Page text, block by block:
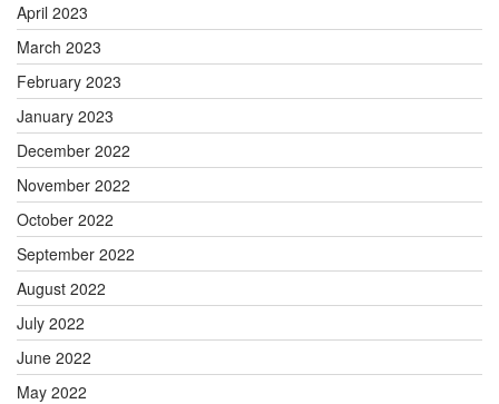
April 2023
March 2023
February 2023
January 2023
December 2022
November 2022
October 2022
September 2022
August 2022
July 2022
June 2022
May 2022